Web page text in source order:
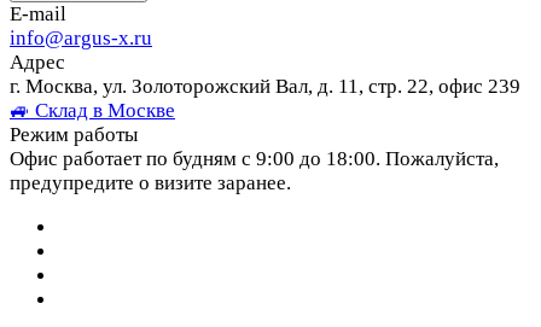
E-mail
info@argus-x.ru
Адрес
г. Москва, ул. Золоторожский Вал, д. 11, стр. 22, офис 239
🚙 Склад в Москве
Режим работы
Офис работает по будням с 9:00 до 18:00. Пожалуйста,
предупредите о визите заранее.